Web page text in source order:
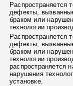
Распространяется
дефекты,
браком или
технологии
Распространяется
дефекты,
браком или
технологии
распространяется
нарушения
установке.